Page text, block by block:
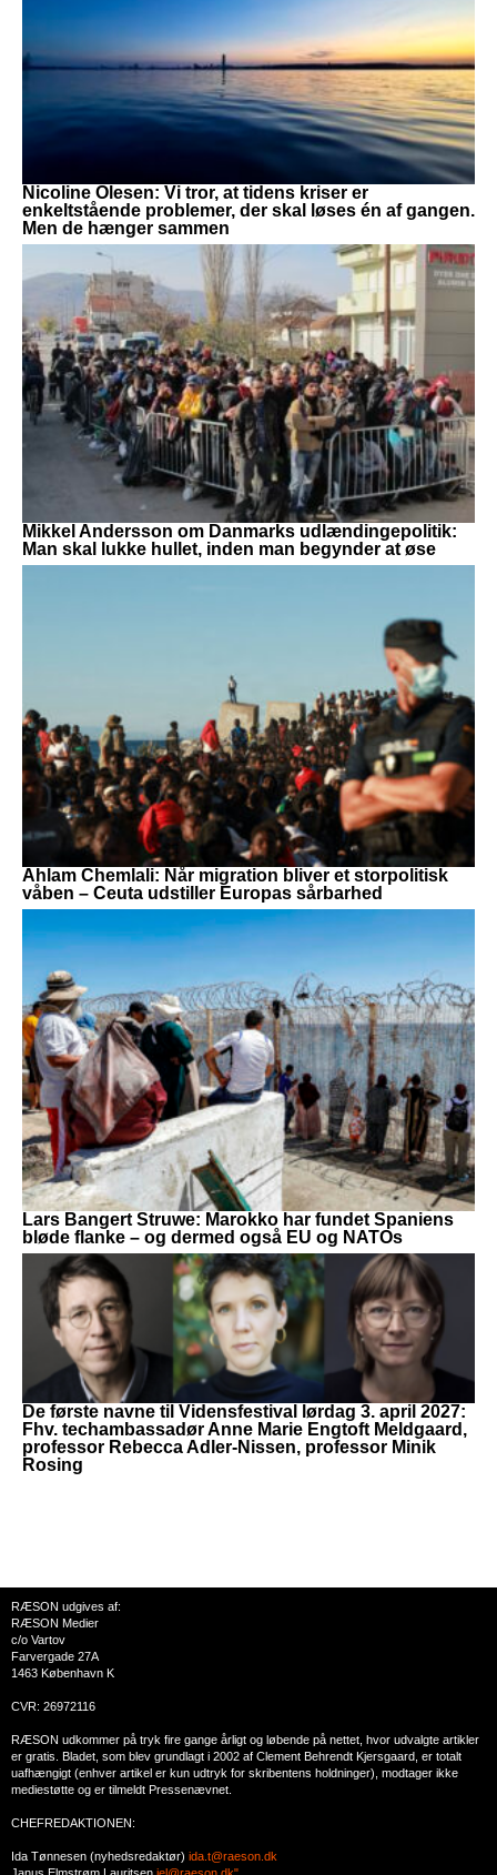
Nicoline Olesen: Vi tror, at tidens kriser er
enkeltstående problemer, der skal løses én af gangen.
Men de hænger sammen
Mikkel Andersson om Danmarks udlændingepolitik:
Man skal lukke hullet, inden man begynder at øse
Ahlam Chemlali: Når migration bliver et storpolitisk
våben – Ceuta udstiller Europas sårbarhed
Lars Bangert Struwe: Marokko har fundet Spaniens
bløde flanke – og dermed også EU og NATOs
De første navne til Vidensfestival lørdag 3. april 2027:
Fhv. techambassadør Anne Marie Engtoft Meldgaard,
professor Rebecca Adler-Nissen, professor Minik
Rosing
RÆSON udgives af:
RÆSON Medier
c/o Vartov
Farvergade 27A
1463 København K
CVR: 26972116
RÆSON udkommer på tryk fire gange årligt og løbende på nettet, hvor udvalgte artikler
er gratis. Bladet, som blev grundlagt i 2002 af Clement Behrendt Kjersgaard, er totalt
uafhængigt (enhver artikel er kun udtryk for skribentens holdninger), modtager ikke
mediestøtte og er tilmeldt Pressenævnet.
CHEFREDAKTIONEN:
Ida Tønnesen (nyhedsredaktør) ida.t@raeson.dk